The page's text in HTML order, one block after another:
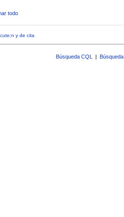
todo
y de cita
Búsqueda CQL |